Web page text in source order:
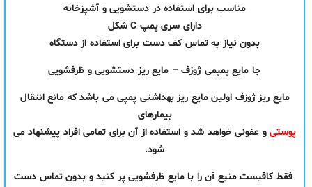
مناسب برای استفاده در دستشویی و آشپزخانه
دارای سری پمپ C شکل
بدون نیاز به تماس کف دست برای استفاده از دستگاه
جا مایع پمپمی ژوزف – مایع ریز دستشویی و ظرفشویی
مایع ریز ژوزف اولین مایع ریز بهداشتی پمپی می باشد که مانع انتقال
بیمارهای
پوستیو عفونی خواهد شد و استفاده از آن برای تمامی افراد پیشنهاد می
شود.
فقط کافیست منبع آن را با مایع ظرفشویی پر کنید و بدون تماس دست